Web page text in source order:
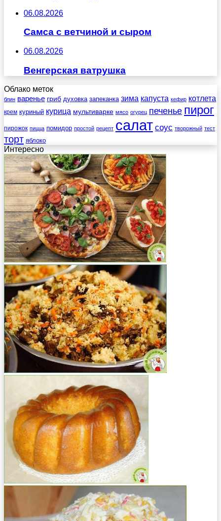
06.08.2026
Самса с ветчиной и сыром
06.08.2026
Венгерская ватрушка
Облако меток
блин варенье гриб духовка запеканка зима капуста кефир котлета
крем куриный курица мультиварке мясо огурец печенье пирог
пирожок пицца помидор простой рецепт салат соус творожный тест
торт яблоко
Интересно